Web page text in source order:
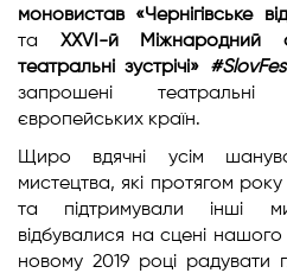
моновистав «Чернігівське
та XXVI-й Міжнародний
театральні зустрічі» #
запрошені театральні
європейських країн.
Щиро вдячні усім
мистецтва, які протягом року
та підтримували інші
відбувалися на сцені
новому 2019 році радувати